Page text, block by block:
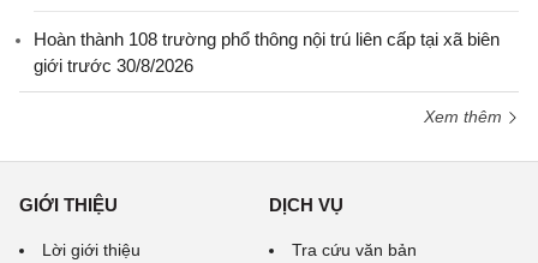
Hoàn thành 108 trường phổ thông nội trú liên cấp tại xã biên
giới trước 30/8/2026
Xem thêm
GIỚI THIỆU
Lời giới thiệu
DỊCH VỤ
Tra cứu văn bản